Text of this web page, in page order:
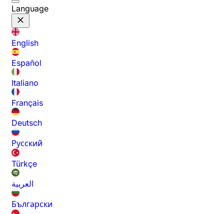
Language
English
Español
Italiano
Français
Deutsch
Русский
Türkçe
العربية
Български